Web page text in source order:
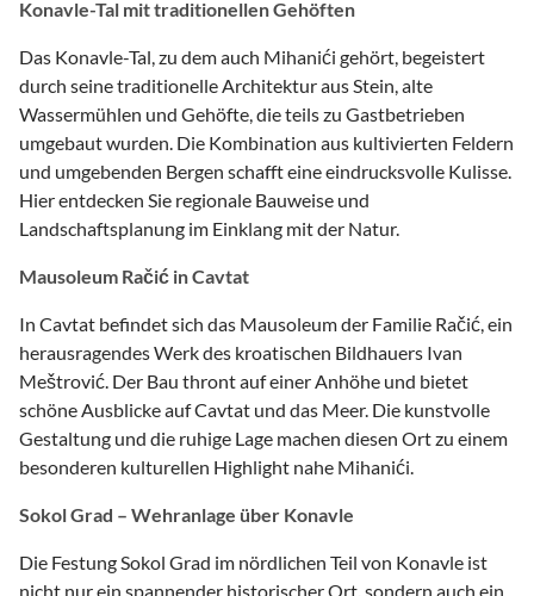
Konavle-Tal mit traditionellen Gehöften
Das Konavle-Tal, zu dem auch Mihanići gehört, begeistert
durch seine traditionelle Architektur aus Stein, alte
Wassermühlen und Gehöfte, die teils zu Gastbetrieben
umgebaut wurden. Die Kombination aus kultivierten Feldern
und umgebenden Bergen schafft eine eindrucksvolle Kulisse.
Hier entdecken Sie regionale Bauweise und
Landschaftsplanung im Einklang mit der Natur.
Mausoleum Račić in Cavtat
In Cavtat befindet sich das Mausoleum der Familie Račić, ein
herausragendes Werk des kroatischen Bildhauers Ivan
Meštrović. Der Bau thront auf einer Anhöhe und bietet
schöne Ausblicke auf Cavtat und das Meer. Die kunstvolle
Gestaltung und die ruhige Lage machen diesen Ort zu einem
besonderen kulturellen Highlight nahe Mihanići.
Sokol Grad – Wehranlage über Konavle
Die Festung Sokol Grad im nördlichen Teil von Konavle ist
nicht nur ein spannender historischer Ort, sondern auch ein